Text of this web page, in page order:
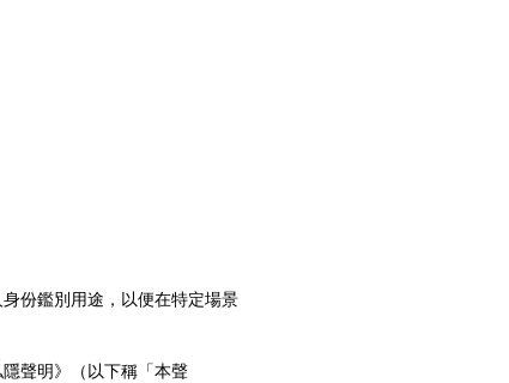
份鑑別用途，以便在特定場景
聲明》（以下稱「本聲